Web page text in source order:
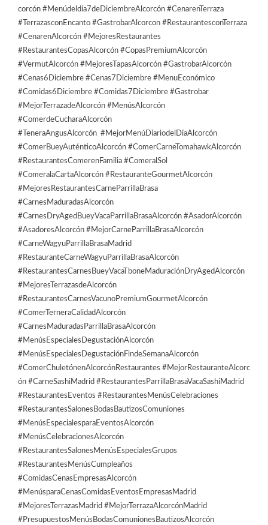
corcón #Menúdeldía7deDiciembreAlcorcón #CenarenTerraza
#TerrazasconEncanto #GastrobarAlcorcon #RestaurantesconTerraza
#CenarenAlcorcón #MejoresRestaurantes
#RestaurantesCopasAlcorcón #CopasPremiumAlcorcón
#VermutAlcorcón #MejoresTapasAlcorcón #GastrobarAlcorcón
#Cenas6Diciembre #Cenas7Diciembre #MenuEconómico
#Comidas6Diciembre #Comidas7Diciembre #Gastrobar
#MejorTerrazadeAlcorcón #MenúsAlcorcón
#ComerdeCucharaAlcorcón
#TeneraAngusAlcorcón #MejorMenúDiariodelDíaAlcorcón
#ComerBueyAuténticoAlcorcón #ComerCarneTomahawkAlcorcón
#RestaurantesComerenFamilia #ComeralSol
#ComeralaCartaAlcorcón #RestauranteGourmetAlcorcón
#MejoresRestaurantesCarneParrillaBrasa
#CarnesMaduradasAlcorcón
#CarnesDryAgedBueyVacaParrillaBrasaAlcorcón #AsadorAlcorcón
#AsadoresAlcorcón #MejorCarneParrillaBrasaAlcorcón
#CarneWagyuParrillaBrasaMadrid
#RestauranteCarneWagyuParrillaBrasaAlcorcón
#RestaurantesCarnesBueyVacaTboneMaduraciónDryAgedAlcorcón
#MejoresTerrazasdeAlcorcón
#RestaurantesCarnesVacunoPremiumGourmetAlcorcón
#ComerTerneraCalidadAlcorcón
#CarnesMaduradasParrillaBrasaAlcorcón
#MenúsEspecialesDegustaciónAlcorcón
#MenúsEspecialesDegustaciónFindeSemanaAlcorcón
#ComerChuletónenAlcorcónRestaurantes #MejorRestauranteAlcorc
ón #CarneSashiMadrid #RestaurantesParrillaBrasaVacaSashiMadrid
#RestaurantesEventos #RestaurantesMenúsCelebraciones
#RestaurantesSalonesBodasBautizosComuniones
#MenúsEspecialesparaEventosAlcorcón
#MenúsCelebracionesAlcorcón
#RestaurantesSalonesMenúsEspecialesGrupos
#RestaurantesMenúsCumpleaños
#ComidasCenasEmpresasAlcorcón
#MenúsparaCenasComidasEventosEmpresasMadrid
#MejoresTerrazasMadrid #MejorTerrazaAlcorcónMadrid
#PresupuestosMenúsBodasComunionesBautizosAlcorcón